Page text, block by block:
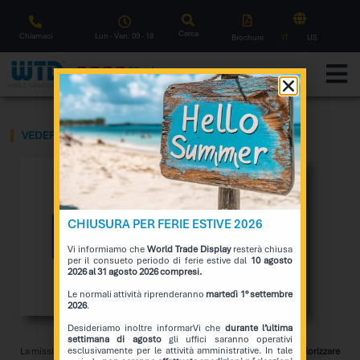
Chiamaci Lun - Ven: 09 - 18 Cerca Brochure IT US
OffertaLampo Notifica
VEDERE MEGLIO, VIVERE MEGLIO
La missione diLuxotticaè da sempre quella diproteggere la vistae
valorizzare
CHIUSURA PER FERIE ESTIVE 2026
Vi informiamo che World Trade Displayresterà chiusa
per il consueto periodo di ferie estive dal 10 agosto
2026 al 31 agosto 2026 compresi.
Le normali attività riprenderanno martedì 1° settembre
2026.
Desideriamo inoltre informarVi che durante l’ultima
settimana di agostogli uffici saranno operativi
esclusivamente per le attività amministrative. In tale